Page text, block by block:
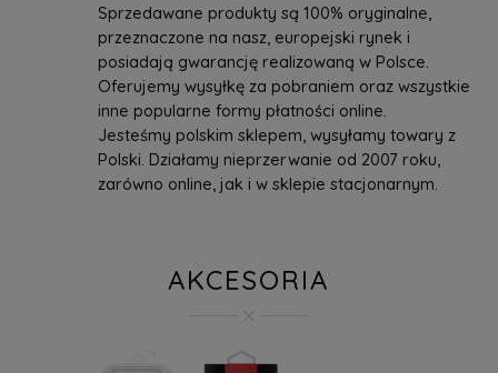
Sprzedawane produkty są 100% oryginalne,
przeznaczone na nasz, europejski rynek i
posiadają gwarancję realizowaną w Polsce.
Oferujemy wysyłkę za pobraniem oraz wszystkie
inne popularne formy płatności online.
Jesteśmy polskim sklepem, wysyłamy towary z
Polski. Działamy nieprzerwanie od 2007 roku,
zarówno online, jak i w sklepie stacjonarnym.
AKCESORIA